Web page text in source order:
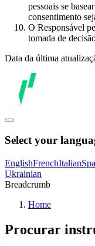
pessoais se
consentimento
O Responsável
tomada de
Data da última
Select your
EnglishFrenchItalian
Ukrainian
Breadcrumb
Home
Procurar